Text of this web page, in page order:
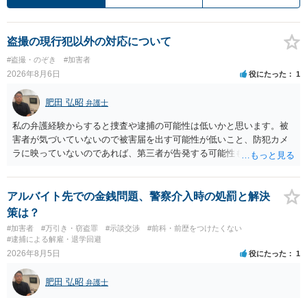
盗撮の現行犯以外の対応について
#盗撮・のぞき #加害者
2026年8月6日 役にたった 1
肥田 弘昭 弁護士
私の弁護経験からすると捜査や逮捕の可能性は低いかと思います。被
害者が気づいていないので被害届を出す可能性が低いこと、防犯カメ
ラに映っていないのであれば、第三者が告発する可能性も低いこと、
座る女性を盗撮(全体像写真1枚と5秒程度の動画)してしまいました。下
着や胸など強調したものではありません。」とありますが、少なくと
も捜査段階では性的姿態等撮影罪の被疑事実で逮捕勾留されるケース
が私の弁護経験では多くなった印象です（最終的には不起訴ないし各
都道府県の迷惑防止条例違反になることもあります）。2度としないこ
とをお勧めいたします。ご参考にしてください。
アルバイト先での金銭問題、警察介入時の処罰と解決
策は？
#加害者 #万引き・窃盗罪 #示談交渉
#前科・前歴をつけたくない
#逮捕による解雇・退学回避
2026年8月5日 役にたった 1
肥田 弘昭 弁護士